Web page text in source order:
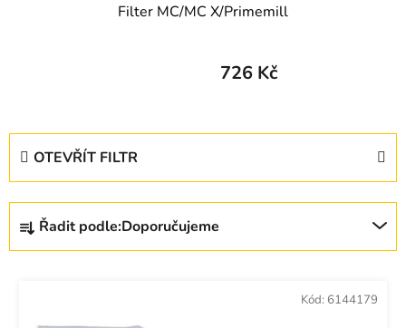
Filter MC/MC X/Primemill
726 Kč
Ř
z
Řadit podle:Doporučujeme
OTEVŘÍT FILTR
V
p
Kód: 6144179